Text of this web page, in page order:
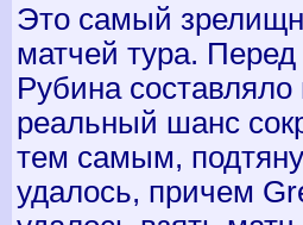
Это самый
матчей тура.
Рубина
реальный шанс
тем самым,
удалось, причем